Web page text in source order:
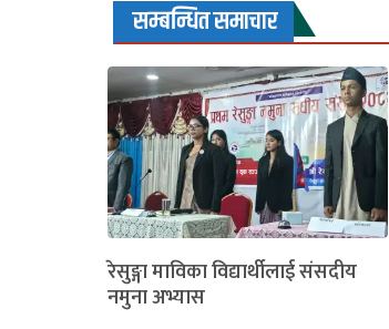
सम्बन्धित समाचार
रेसुङ्गा माविका विद्यार्थीलाई संसदीय
नमुना अभ्यास